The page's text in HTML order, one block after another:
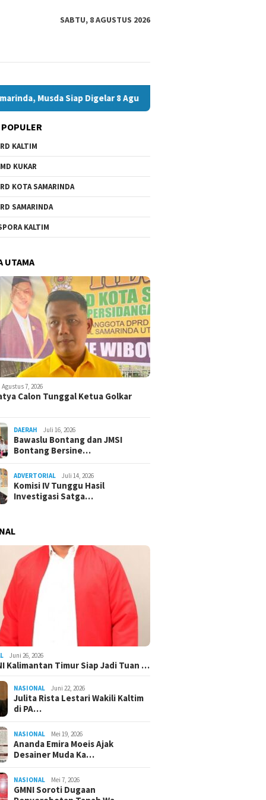
SABTU, 8 AGUSTUS 2026
Siap Digelar 8 Agustus 2026
KALTIM
KUKAR
KOTA SAMARINDA
SAMARINDA
KALTIM
UTAMA
Agustus 7, 2026
Calon Tunggal Ketua Golkar
DAERAH Juli 16, 2026
Bawaslu Bontang dan JMSI
Bontang Bersine…
ADVERTORIAL Juli 14, 2026
Komisi IV Tunggu Hasil
Investigasi Satga…
Juni 26, 2026
Kalimantan Timur Siap Jadi Tuan …
NASIONAL Juni 22, 2026
Julita Rista Lestari Wakili Kaltim
di PA…
NASIONAL Mei 19, 2026
Ananda Emira Moeis Ajak
Desainer Muda Ka…
NASIONAL Mei 7, 2026
GMNI Soroti Dugaan